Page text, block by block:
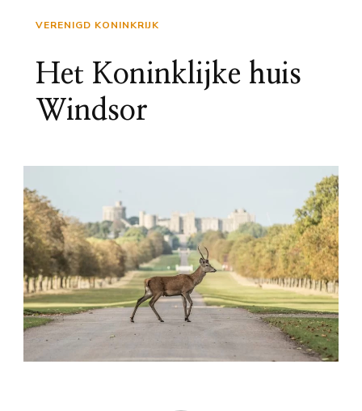
VERENIGD KONINKRIJK
Het Koninklijke huis
Windsor